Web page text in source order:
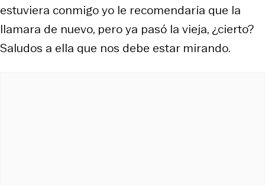
estuviera conmigo yo le recomendaría que la
llamara de nuevo, pero ya pasó la vieja, ¿cierto?
Saludos a ella que nos debe estar mirando.